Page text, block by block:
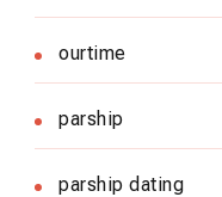
ourtime
parship
parship dating